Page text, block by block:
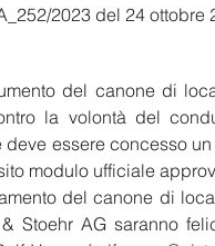
2023 del 24 ottobre
del canone di
la volontà del
essere concesso
modulo ufficiale
del canone di
Stoehr AG saranno